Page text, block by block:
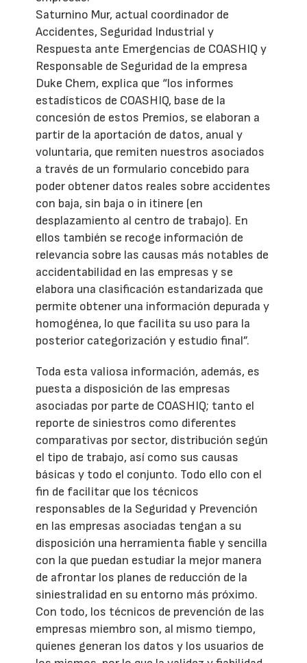
Saturnino Mur, actual coordinador de
Accidentes, Seguridad Industrial y
Respuesta ante Emergencias de COASHIQ y
Responsable de Seguridad de la empresa
Duke Chem, explica que “los informes
estadísticos de COASHIQ, base de la
concesión de estos Premios, se elaboran a
partir de la aportación de datos, anual y
voluntaria, que remiten nuestros asociados
a través de un formulario concebido para
poder obtener datos reales sobre accidentes
con baja, sin baja o in itinere (en
desplazamiento al centro de trabajo). En
ellos también se recoge información de
relevancia sobre las causas más notables de
accidentabilidad en las empresas y se
elabora una clasificación estandarizada que
permite obtener una información depurada y
homogénea, lo que facilita su uso para la
posterior categorización y estudio final”.
Toda esta valiosa información, además, es
puesta a disposición de las empresas
asociadas por parte de COASHIQ; tanto el
reporte de siniestros como diferentes
comparativas por sector, distribución según
el tipo de trabajo, así como sus causas
básicas y todo el conjunto. Todo ello con el
fin de facilitar que los técnicos
responsables de la Seguridad y Prevención
en las empresas asociadas tengan a su
disposición una herramienta fiable y sencilla
con la que puedan estudiar la mejor manera
de afrontar los planes de reducción de la
siniestralidad en su entorno más próximo.
Con todo, los técnicos de prevención de las
empresas miembro son, al mismo tiempo,
quienes generan los datos y los usuarios de